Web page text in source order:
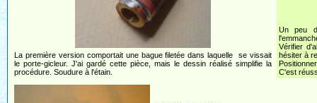
La première version comportait une bague filetée dans laquelle se vissait
le porte-gicleur. J'ai gardé cette pièce, mais le dessin réalisé simplifie la
procédure. Soudure à l'étain.
Un peu
Vérifier
hésiter à
C'est